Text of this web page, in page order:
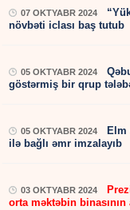
07 OKTYABR 2024
növbəti iclası baş tutub
05 OKTYABR 2024
göstərmiş bir qrup
05 OKTYABR 2024
ilə bağlı əmr imzalayıb
03 OKTYABR 2024
orta məktəbin